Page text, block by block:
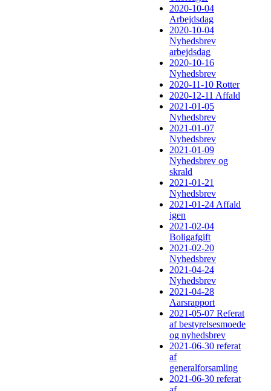
2020-10-04
Arbejdsdag
2020-10-04
Nyhedsbrev
arbejdsdag
2020-10-16
Nyhedsbrev
2020-11-10 Rotter
2020-12-11 Affald
2021-01-05
Nyhedsbrev
2021-01-07
Nyhedsbrev
2021-01-09
Nyhedsbrev og
skrald
2021-01-21
Nyhedsbrev
2021-01-24 Affald
igen
2021-02-04
Boligafgift
2021-02-20
Nyhedsbrev
2021-04-24
Nyhedsbrev
2021-04-28
Aarsrapport
2021-05-07 Referat
af bestyrelsesmoede
og nyhedsbrev
2021-06-30 referat
af
generalforsamling
2021-06-30 referat